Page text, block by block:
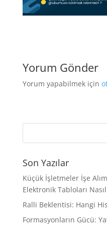
Yorum Gönder
Yorum yapabilmek için
Son Yazılar
Küçük İşletmeler İşe
Elektronik Tabloları
Ralli Beklentisi: Hangi
Formasyonların Gücü: